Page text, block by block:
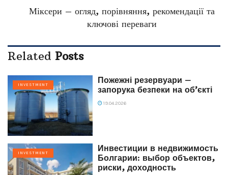
Міксери – огляд, порівняння, рекомендації та
ключові переваги
Related Posts
INVESTMENT
Пожежні резервуари –
запорука безпеки на об’єкті
19.04.2026
INVESTMENT
Инвестиции в недвижимость
Болгарии: выбор объектов,
риски, доходность